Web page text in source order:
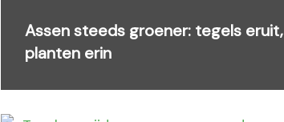
Assen steeds groener: tegels eruit,
planten erin